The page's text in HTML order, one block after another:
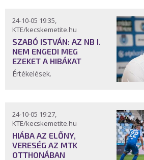
24-10-05 19:35,
KTE/kecskemetite.hu
SZABÓ ISTVÁN: AZ NB I.
NEM ENGEDI MEG
EZEKET A HIBÁKAT
Értékelések.
24-10-05 19:27,
KTE/kecskemetite.hu
HIÁBA AZ ELŐNY,
VERESÉG AZ MTK
OTTHONÁBAN